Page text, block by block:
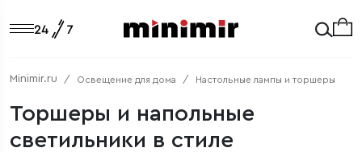
Minimir.ru Освещение для дома Настольные лампы и торшеры
Торшеры и напольные
светильники в стиле